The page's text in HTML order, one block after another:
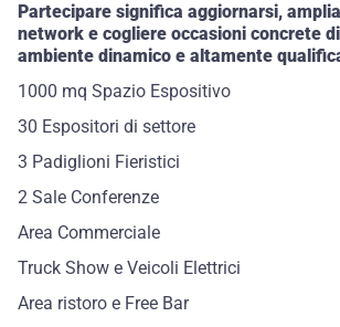
Partecipare significa aggiornarsi,
network e cogliere occasioni concrete
ambiente dinamico e altamente
1000 mq Spazio Espositivo
30 Espositori di settore
3 Padiglioni Fieristici
2 Sale Conferenze
Area Commerciale
Truck Show e Veicoli Elettrici
Area ristoro e Free Bar